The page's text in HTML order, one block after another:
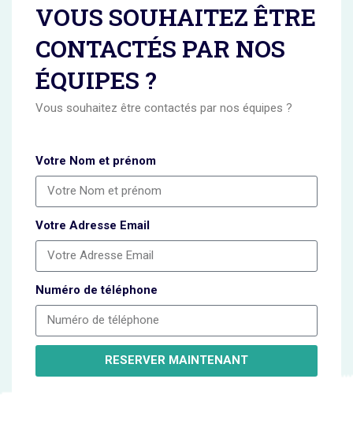
VOUS SOUHAITEZ ÊTRE
CONTACTÉS PAR NOS
ÉQUIPES ?
Vous souhaitez être contactés par nos équipes ?
Votre Nom et prénom
Votre Adresse Email
Numéro de téléphone
RESERVER MAINTENANT